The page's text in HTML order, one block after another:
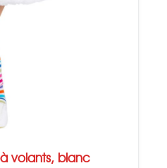
volants, blanc